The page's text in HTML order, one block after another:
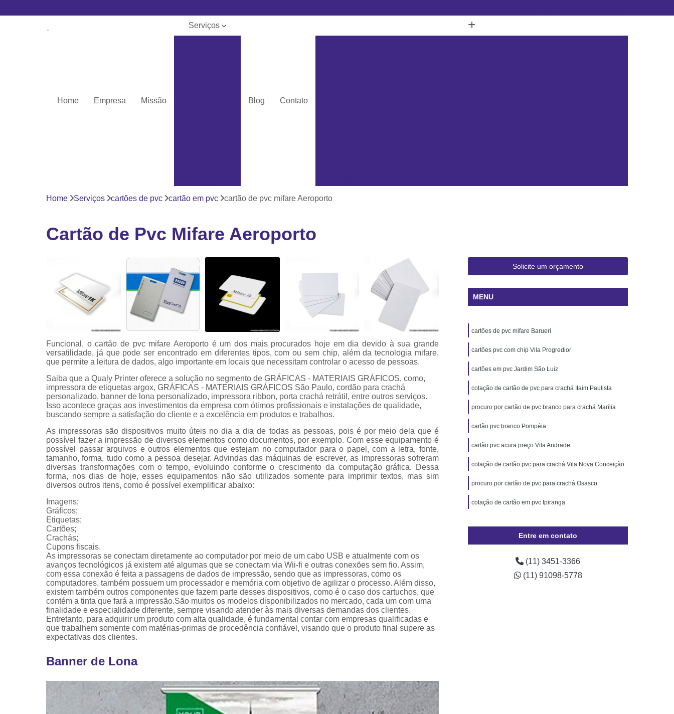
Home Empresa Missão
Serviços
Impressoras
Ribbon
impressoras
Ribbons
Blog Contato
Cartão Pvc Personalizado Santa Catarina
Cordão de Crachá
Cordão de Crachá Poliéster
Cordão para Crachá
Cordão para Crachá Digital
Cordão para Crachá em Poliéster
Cordão para Crachá Personalizado
Cordão Poliéster para Crachá
Fábrica de Cordão para Crachá
Cordões para Crachás Personalizados Santa Catarina
Cordinha de Crachá Personalizada Rio de Janeiro
Cordinha para Crachá Minas Gerais
Cordinha para Crachá Personalizada Rio de Janeiro
Cordão Crachá Personalizado Rio Grande do Sul
Cordão de Crachá Personalizado Pará
Cordão para Crachá com Trava de Segurança Rio Grande do Sul
Cordão Personalizado Crachá Santa Catarina
Cordão Personalizado para Crachá Rio Grande do Sul
Crachá
Crachá com Chip
Crachá de Empresa
Crachá de Evento
Crachá de Identificação de Funcionário
Crachá de Plástico
Crachá em Branco
Crachá Identificação
Crachá com Cordão Personalizado Rio de Janeiro
Crachá Personalizado Evento Santa Catarina
Crachá Personalizado para Empresa Rio Grande do Sul
Home Serviços cartões de pvc cartão em pvc cartão de pvc mifare Aeroporto
Cartão de Pvc Mifare Aeroporto
Funcional, o cartão de pvc mifare Aeroporto é um dos mais procurados hoje em dia devido à sua grande
versatilidade, já que pode ser encontrado em diferentes tipos, com ou sem chip, além da tecnologia mifare,
que permite a leitura de dados, algo importante em locais que necessitam controlar o acesso de pessoas.
Saiba que a Qualy Printer oferece a solução no segmento de GRÁFICAS - MATERIAIS GRÁFICOS, como,
impressora de etiquetas argox, GRÁFICAS - MATERIAIS GRÁFICOS São Paulo, cordão para crachá
personalizado, banner de lona personalizado, impressora ribbon, porta crachá retrátil, entre outros serviços.
Isso acontece graças aos investimentos da empresa com ótimos profissionais e instalações de qualidade,
buscando sempre a satisfação do cliente e a excelência em produtos e trabalhos.
As impressoras são dispositivos muito úteis no dia a dia de todas as pessoas, pois é por meio dela que é
possível fazer a impressão de diversos elementos como documentos, por exemplo. Com esse equipamento é
possível passar arquivos e outros elementos que estejam no computador para o papel, com a letra, fonte,
tamanho, forma, tudo como a pessoa desejar. Advindas das máquinas de escrever, as impressoras sofreram
diversas transformações com o tempo, evoluindo conforme o crescimento da computação gráfica. Dessa
forma, nos dias de hoje, esses equipamentos não são utilizados somente para imprimir textos, mas sim
diversos outros itens, como é possível exemplificar abaixo:
Imagens;
Gráficos;
Etiquetas;
Cartões;
Crachás;
Cupons fiscais.
As impressoras se conectam diretamente ao computador por meio de um cabo USB e atualmente com os
avanços tecnológicos já existem até algumas que se conectam via Wii-fi e outras conexões sem fio. Assim,
com essa conexão é feita a passagens de dados de impressão, sendo que as impressoras, como os
computadores, também possuem um processador e memória com objetivo de agilizar o processo. Além disso,
existem também outros componentes que fazem parte desses dispositivos, como é o caso dos cartuchos, que
contém a tinta que fará a impressão.São muitos os modelos disponibilizados no mercado, cada um com uma
finalidade e especialidade diferente, sempre visando atender às mais diversas demandas dos clientes.
Entretanto, para adquirir um produto com alta qualidade, é fundamental contar com empresas qualificadas e
que trabalhem somente com matérias-primas de procedência confiável, visando que o produto final supere as
expectativas dos clientes.
Banner de Lona
Solicite um orçamento
MENU
cartões de pvc mifare Barueri
cartões pvc com chip Vila Progredior
cartões em pvc Jardim São Luiz
cotação de cartão de pvc para crachá Itaim Paulista
procuro por cartão de pvc branco para crachá Marília
cartão pvc branco Pompéia
cartão pvc acura preço Vila Andrade
cotação de cartão pvc para crachá Vila Nova Conceição
procuro por cartão de pvc para crachá Osasco
cotação de cartão em pvc Ipiranga
Entre em contato
(11) 3451-3366
(11) 91098-5778